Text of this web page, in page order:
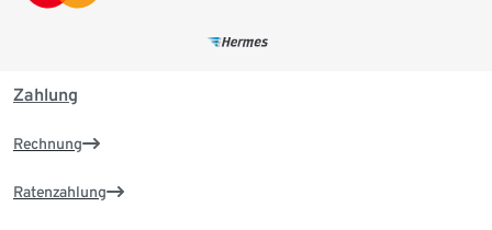
Zahlung
Rechnung
Ratenzahlung